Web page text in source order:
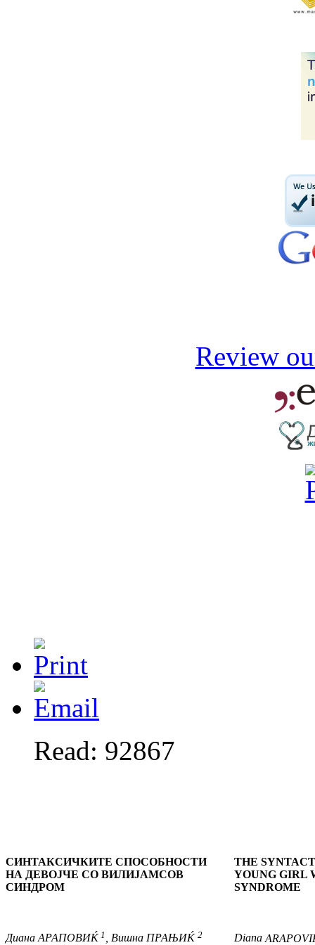
Review
Read: 92867
СИНТАКСИЧКИТЕ СПОСОБНОСТИ
НА ДЕВОЈЧЕ СО ВИЛИЈАМСОВ
СИНДРОМ
ДианаАРАПОВИЌ1 , Вишна ПРАЊИЌ 2
THE
YOUNG GIRL
SYNDROME
Diana